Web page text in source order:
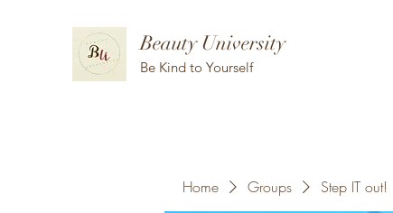
Beauty University
Be Kind to Yourself
Home Groups Step IT out!